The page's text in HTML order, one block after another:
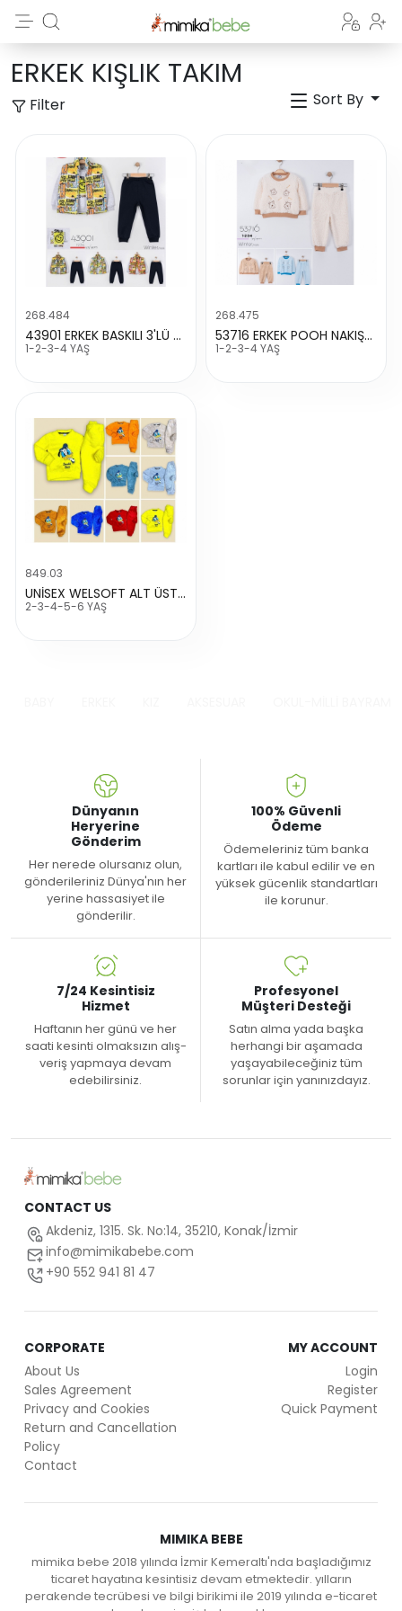
ERKEK KIŞLIK TAKIM
Filter Sort By
268.484
43901 ERKEK BASKILI 3'LÜ KIŞLIK TAKIM
1-2-3-4 YAŞ
268.475
53716 ERKEK POOH NAKIŞLI WELSOFT TAKIM
1-2-3-4 YAŞ
849.03
UNİSEX WELSOFT ALT ÜST TAKIM
2-3-4-5-6 YAŞ
Dünyanın
Heryerine
Gönderim
Her nerede olursanız olun,
gönderileriniz Dünya'nın her
yerine hassasiyet ile
gönderilir.
100% Güvenli
Ödeme
Ödemeleriniz tüm banka
kartları ile kabul edilir ve en
yüksek gücenlik standartları
ile korunur.
7/24 Kesintisiz
Hizmet
Haftanın her günü ve her
saati kesinti olmaksızın alış-
veriş yapmaya devam
edebilirsiniz.
Profesyonel
Müşteri Desteği
Satın alma yada başka
herhangi bir aşamada
yaşayabileceğiniz tüm
sorunlar için yanınızdayız.
CONTACT US
Akdeniz, 1315. Sk. No:14, 35210, Konak/İzmir
info@mimikabebe.com
+90 552 941 81 47
CORPORATE
About Us
Sales Agreement
Privacy and Cookies
Return and Cancellation
Policy
Contact
MY ACCOUNT
Login
Register
Quick Payment
MIMIKA BEBE
mimika bebe 2018 yılında İzmir Kemeraltı'nda başladığımız
ticaret hayatına kesintisiz devam etmektedir. yılların
perakende tecrübesi ve bilgi birikimi ile 2019 yılında e-ticaret